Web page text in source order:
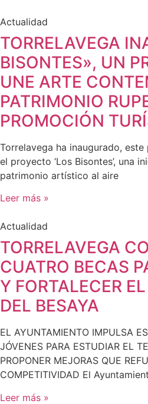
Actualidad
TORRELAVEGA
BISONTES», UN
UNE ARTE
PATRIMONIO
PROMOCIÓN
Torrelavega ha inaugurado,
el proyecto ‘Los Bisontes’, una
patrimonio artístico al aire
Leer más »
Actualidad
TORRELAVEGA
CUATRO BECAS
Y FORTALECER
DEL BESAYA
EL AYUNTAMIENTO IMPULSA
JÓVENES PARA ESTUDIAR EL
PROPONER MEJORAS QUE
COMPETITIVIDAD El
Leer más »